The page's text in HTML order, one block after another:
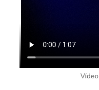
Vídeo